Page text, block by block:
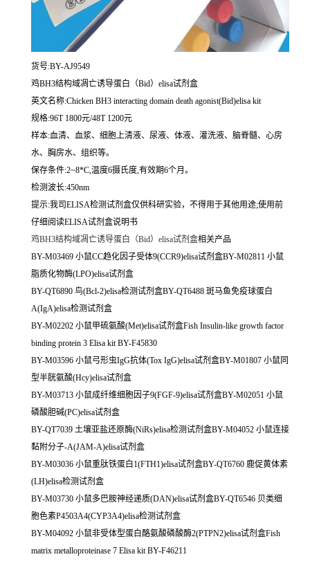
货号:BY-AJ9549
鸡BH3结构域凋亡诱导蛋白（Bid）elisa试剂盒
英文名称:Chicken BH3 interacting domain death agonist(Bid)elisa kit
规格:96T 1800元/48T 1200元
样本:血清、血浆、细胞上清液、尿液、体液、灌洗液、脑脊髓、心房
水、胸房水、组织等。
保存条件:2~8*C,温度6摄氏度,有效期6个月。
检测波长:450nm
提示:我司ELISA检测试剂盒仅供科研实验，不得用于其他用途;使用前
仔细阅读ELISA试剂盒说明书
鸡BH3结构域凋亡诱导蛋白（Bid）elisa试剂盒相关产品
BY-M03469 小鼠CC趋化因子受体9(CCR9)elisa试剂盒BY-M02811 小鼠
脂质化物酶(LPO)elisa试剂盒
BY-QT6890 鸟(Bcl-2)elisa检测试剂盒BY-QT6488 斑马鱼免疫球蛋白
A(IgA)elisa检测试剂盒
BY-M02202 小鼠甲硫氨酸(Met)elisa试剂盒Fish Insulin-like growth factor
binding protein 3 Elisa kit BY-F45830
BY-M03596 小鼠弓形虫IgG抗体(Tox IgG)elisa试剂盒BY-M01807 小鼠同
型半胱氨酸(Hcy)elisa试剂盒
BY-M03713 小鼠成纤维细胞因子9(FGF-9)elisa试剂盒BY-M02051 小鼠
磷酸胆碱(PC)elisa试剂盒
BY-QT7039 土壤亚盐还原酶(NiRs)elisa检测试剂盒BY-M04052 小鼠连接
黏附分子-A(JAM-A)elisa试剂盒
BY-M03036 小鼠重肽铁蛋白1(FTH1)elisa试剂盒BY-QT6760 鹿促黄体素
(LH)elisa检测试剂盒
BY-M03730 小鼠多巴胺神经递质(DAN)elisa试剂盒BY-QT6546 贝类细
胞色素P4503A4(CYP3A4)elisa检测试剂盒
BY-M04092 小鼠非受体型蛋白酪氨酸磷酸酶2(PTPN2)elisa试剂盒Fish
matrix metalloproteinase 7 Elisa kit BY-F46211